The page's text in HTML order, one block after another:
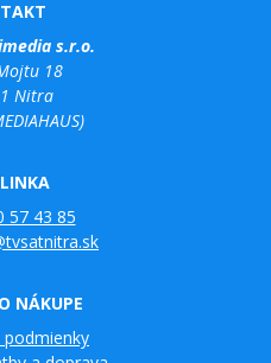
s.r.o.
18
Nitra
57 43 85
NÁKUPE